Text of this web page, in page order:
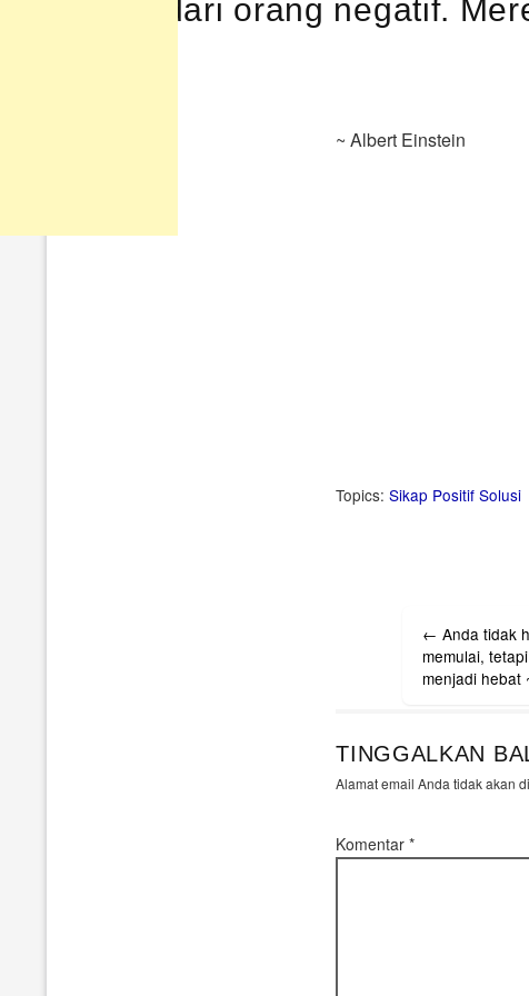
Hindari orang negatif.
~ Albert Einstein
Topics:Sikap Positif Solusi
← Anda tidak
memulai,
TINGGALKAN
Alamat email Anda tidak akan
Komentar*